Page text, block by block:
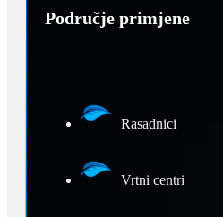
Područje primjene
Rasadnici
Vrtni centri